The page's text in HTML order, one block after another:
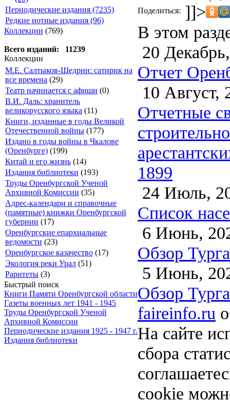
Периодические издания (7235)
Редкие нотные издания (96)
Коллекции (769)
Всего изданий: 11239
Коллекции
М.Е. Салтыков-Щедрин: сатирик на
все времена (29)
Театр начинается с афиши (0)
В.И. Даль: хранитель
великорусского языка (11)
Книги, изданные в годы Великой
Отечественной войны (177)
Издано в годы войны в Чкалове
(Оренбурге) (199)
Китай и его жизнь (14)
Издания библиотеки (193)
Труды Оренбургской Ученой
Архивной Комиссии (35)
Адрес-календари и справочные
(памятные) книжки Оренбургской
губернии (17)
Оренбургские епархиальные
ведомости (23)
Оренбургское казачество (17)
Экология реки Урал (51)
Раритеты (3)
Быстрый поиск
Книги Памяти Оренбургской области
Газеты военных лет 1941 - 1945
Труды Оренбургской Ученой
Архивной Комиссии
Периодические издания 1925 - 1947 г.
Издания библиотеки
Поделиться: ]]>
В этом
20
Отчет
10 Август,
Отчетные
1899
24 Июль,
Список
6 Июнь,
Обзор
5 Июнь,
Обзор
faireinfo.ru
На сайте
сбора
cookie